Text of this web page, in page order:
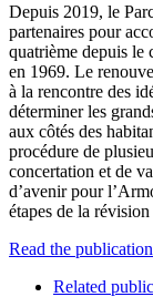
Depuis 2019, le
partenaires pour
quatrième depuis le
en 1969. Le
à la rencontre des
déterminer les
aux côtés des
procédure de
concertation et de
d’avenir pour
étapes de la
Read the publication
Related